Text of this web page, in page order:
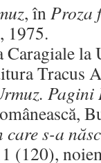
, înProza
1975.
la
Tracus
Pagini
care s-a
(120),